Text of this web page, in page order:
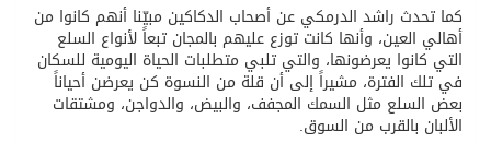
كما تحدث راشد الدرمكي عن أصحاب الدكاكين مبيّنا أنهم كانوا من
أهالي العين، وأنها كانت توزع عليهم بالمجان تبعاً لأنواع السلع
التي كانوا يعرضونها، والتي تلبي متطلبات الحياة اليومية للسكان
في تلك الفترة، مشيراً إلى أن قلة من النسوة كن يعرضن أحياناً
بعض السلع مثل السمك المجفف، والبيض، والدواجن، ومشتقات
الألبان بالقرب من السوق.